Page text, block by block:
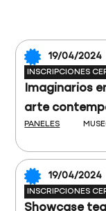
19/04/2024
INSCRIPCIONES
Imaginarios
arte
PANELES
19/04/2024
INSCRIPCIONES
Showcase